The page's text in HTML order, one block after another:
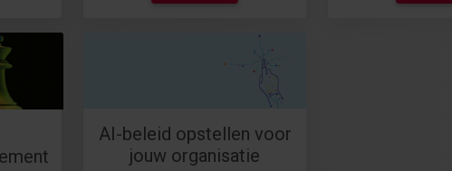
AI-beleid opstellen voor
jouw organisatie